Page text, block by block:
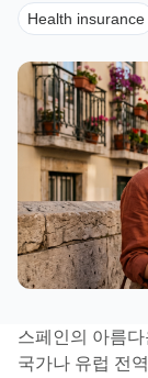
Health insurance
스페인의 아름
국가나 유럽 전